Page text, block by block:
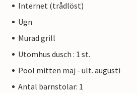
Internet (trådlöst)
Ugn
Murad grill
Utomhus dusch : 1 st.
Pool mitten maj - ult. augusti
Antal barnstolar: 1